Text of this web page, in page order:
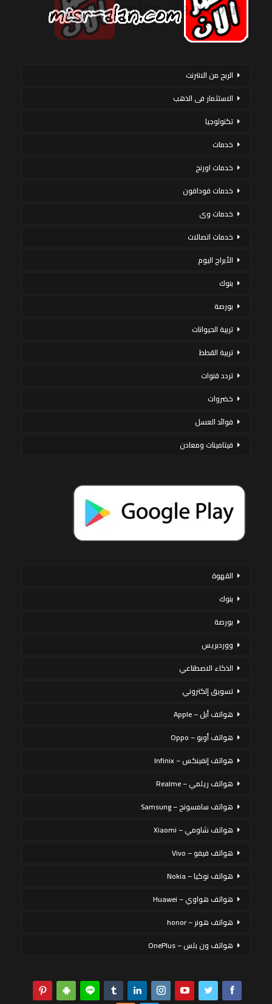
الربح من الانترنت
الاستثمار فى الذهب
تكنولوجيا
خدمات
خدمات اورنج
خدمات فودافون
خدمات وى
خدمات اتصالات
الأبراج اليوم
بنوك
بورصة
تربية الحيوانات
تربية القطط
تردد قنوات
خضروات
فوائد العسل
فيتامينات ومعادن
القهوة
بنوك
بورصة
ووردبريس
الذكاء الاصطناعي
تسويق إلكتروني
هواتف أبل – Apple
هواتف أوبو – Oppo
هواتف إنفينكس – Infinix
هواتف ريلمي – Realme
هواتف سامسونج – Samsung
هواتف شاومي – Xiaomi
هواتف فيفو – Vivo
هواتف نوكيا – Nokia
هواتف هواوي – Huawei
هواتف هونر – honor
هواتف ون بلس – OnePlus